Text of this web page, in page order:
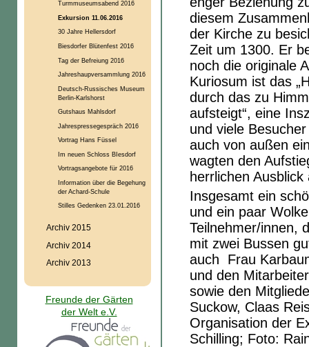
diesem
der Kirche zu
Zeit um 1300. Er
noch die originale
Kuriosum ist das
durch das zu
aufsteigt“, eine
und viele
auch von außen
wagten den
herrlichen
Insgesamt ein
und ein paar
Teilnehmer/innen,
mit zwei Bussen
auch Frau
und den
sowie den
Suckow, Claas
Organisation der
Schilling; Foto:
Turmmuseumsabend 2016
Exkursion 11.06.2016
30 Jahre Hellersdorf
Biesdorfer Blütenfest 2016
Tag der Befreiung 2016
Jahreshaupversammlung 2016
Deutsch-Russisches Museum
Berlin-Karlshorst
Gutshaus Mahlsdorf
Jahrespressegespräch 2016
Vortrag Hans Füssel
Im neuen Schloss BIesdorf
Vortragsangebote für 2016
Information über die Begehung
der Achard-Schule
Stilles Gedenken 23.01.2016
Archiv 2015
Archiv 2014
Archiv 2013
Freunde der Gärten
der Welt e.V.